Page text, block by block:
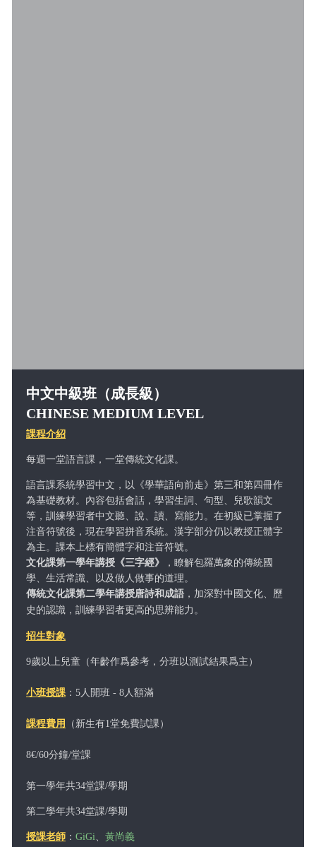
中文中級班（成長級）
CHINESE MEDIUM LEVEL
課程介紹
每週一堂語言課，一堂傳統文化課。
語言課 系統學習中文，以《學華語向前走》第三和第四冊作
為基礎教材。內容包括會話，學習生詞、句型、兒歌韻文
等，訓練學習者中文聽、說、讀、寫能力。在初級已掌握了
注音符號後，現在學習拼音系統。漢字部分仍以教授正體字
為主。課本上標有簡體字和注音符號。
文化課第一學年講授《三字經》
，瞭解包羅萬象的傳統國
學、生活常識、以及做人做事的道理。
傳統文化課第二學年講授唐詩和成語，加深對中國文化、歷
史的認識，訓練學習者更高的思辨能力。
招生對象
9歲以上兒童（年齡作爲參考，分班以測試結果爲主）
小班授課：5人開班 - 8人額滿
課程費用 （新生有1堂免費試課）
8€/60分鐘/堂課
第一學年共34堂課/學期
第二學年共34堂課/學期
授課老師： GiGi 黃尚義